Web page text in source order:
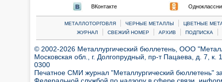
ВКонтакте
МЕТАЛЛОТОРГОВЛЯ | ЧЕРНЫЕ МЕТАЛЛЫ |
ЦВЕТНЫЕ
ЖУРНАЛ
| СВЕЖИЙ НОМЕР | АРХИВ | ПОДПИСКА |
© 2002-2026 Металлургический бюллетень, ООО
Московская обл., г. Долгопрудный, пр-т Пацаева, д. 7,
0300
Печатное СМИ журнал "Металлургический бюллетень"